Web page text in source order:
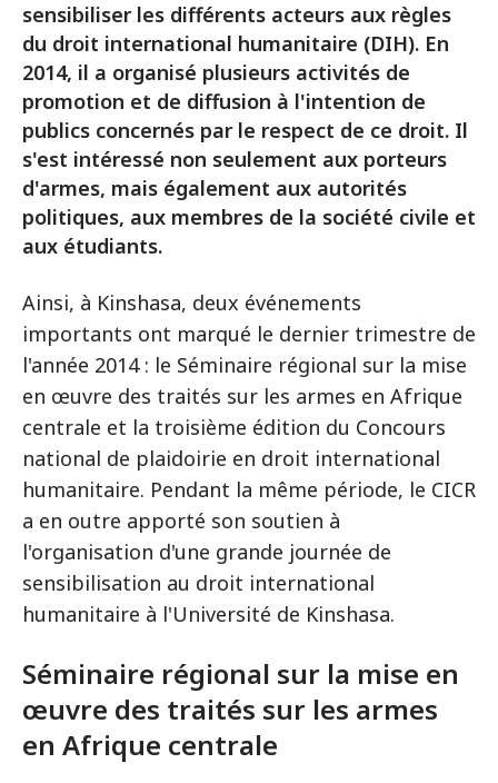
sensibiliser les différents acteurs aux règles
du droit international humanitaire (DIH). En
2014, il a organisé plusieurs activités de
promotion et de diffusion à l'intention de
publics concernés par le respect de ce droit. Il
s'est intéressé non seulement aux porteurs
d'armes, mais également aux autorités
politiques, aux membres de la société civile et
aux étudiants.
Ainsi, à Kinshasa, deux événements
importants ont marqué le dernier trimestre de
l'année 2014 : le Séminaire régional sur la mise
en œuvre des traités sur les armes en Afrique
centrale et la troisième édition du Concours
national de plaidoirie en droit international
humanitaire. Pendant la même période, le CICR
a en outre apporté son soutien à
l'organisation d'une grande journée de
sensibilisation au droit international
humanitaire à l'Université de Kinshasa.
Séminaire régional sur la mise en
œuvre des traités sur les armes
en Afrique centrale